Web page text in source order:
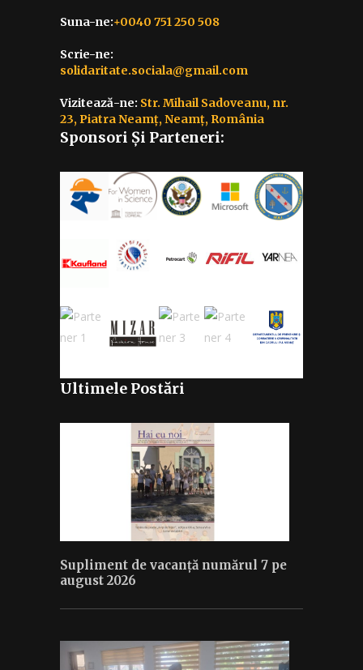
Suna-ne:+0040 751 250 508
Scrie-ne:
solidaritate.sociala@gmail.com
Vizitează-ne: Str. Mihail Sadoveanu, nr.
23, Piatra Neamț, Neamț, România
Sponsori Și Parteneri:
Ultimele Postări
Supliment de vacanță numărul 7 pe
august 2026